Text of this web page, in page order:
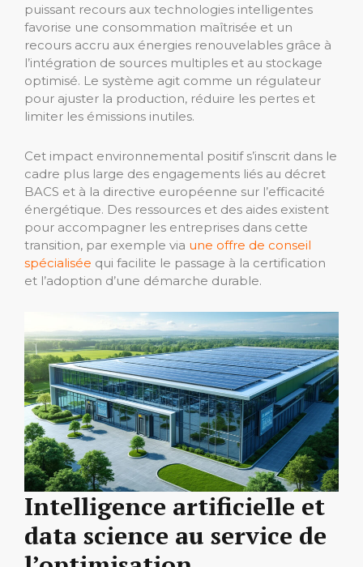
puissant recours aux technologies intelligentes
favorise une consommation maîtrisée et un
recours accru aux énergies renouvelables grâce à
l’intégration de sources multiples et au stockage
optimisé. Le système agit comme un régulateur
pour ajuster la production, réduire les pertes et
limiter les émissions inutiles.
Cet impact environnemental positif s’inscrit dans le
cadre plus large des engagements liés au décret
BACS et à la directive européenne sur l’efficacité
énergétique. Des ressources et des aides existent
pour accompagner les entreprises dans cette
transition, par exemple via une offre de conseil
spécialisée qui facilite le passage à la certification
et l’adoption d’une démarche durable.
Intelligence artificielle et
data science au service de